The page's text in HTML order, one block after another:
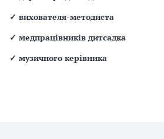
✓ вихователя-методиста
✓ медпрацівників дитсадка
✓ музичного керівника